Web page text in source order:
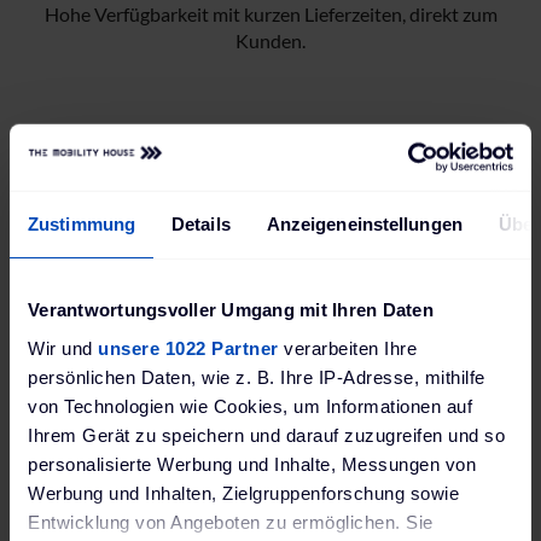
Zustimmung Details Anzeigeneinstellungen
Verantwortungsvoller Umgang mit Ihren Daten
Wir und unsere 1022 Partner verarbeiten Ihre
persönlichen Daten, wie z. B. Ihre IP-Adresse, mithilfe
von Technologien wie Cookies, um Informationen auf
Ihrem Gerät zu speichern und darauf zuzugreifen und so
personalisierte Werbung und Inhalte, Messungen von
Werbung und Inhalten, Zielgruppenforschung sowie
Entwicklung von Angeboten zu ermöglichen. Sie
Hohe Verfügbarkeit mit kurzen Lieferzeiten, direkt zum
Kunden.
Persönliche Beratung durch Fachexpert:innen.
Neues Partnerkonto eröffnen